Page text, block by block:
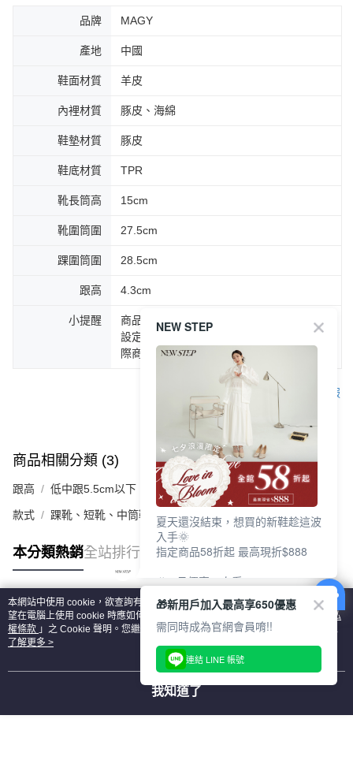
品牌 MAGY
產地 中國
鞋面材質 羊皮
內裡材質 豚皮、海綿
鞋墊材質 豚皮
鞋底材質 TPR
靴長筒高 15cm
靴圍筒圍 27.5cm
踝圍筒圍 28.5cm
跟高 4.3cm
小提醒
商品圖片顏色會因拍攝燈光環境或個人螢幕
設定不同，而造成部份色差現象，顏色以實
際商品為主。
客服
商品相關分類 (3) 查看全部
跟高 低中跟5.5cm以下
款式 踝靴、短靴、中筒靴
本分類熱銷全站排行
熱門標籤
本網站中使用 cookie，欲查詢有關本網站使用 cookie 方式之詳情，及若您不希
望在電腦上使用 cookie 時應如何變更電腦的 cookie 設定，請參閱本網站「
隱私
權條款 」之 Cookie 聲明。您繼續使用本網站即表示您同意本公司得按本網站使
用條款之 Cookie 聲明使用 cookie。
了解更多 >
我知道了
NEW STEP
夏天還沒結束，想買的新鞋趁這波
入手🌞
指定商品58折起 最高現折$888
🎉 8月優惠一次看
①LINE購物最高10%回饋
②每周限定品現折200
③指定商品58折起 最高現折$888
上班鞋、休閒鞋、涼鞋一次逛齊
好搭、出遊好走、聚會也漂亮
🎁新用戶加入最高享650優惠
需同時成為官網會員唷!!
連結 LINE 帳號